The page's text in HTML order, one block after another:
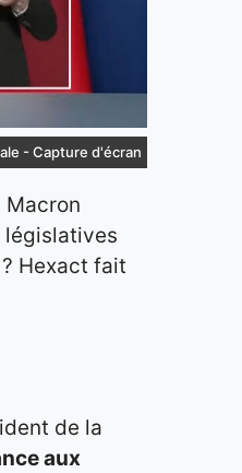
- Capture d'écran
Macron
législatives
Hexact fait
de la
aux